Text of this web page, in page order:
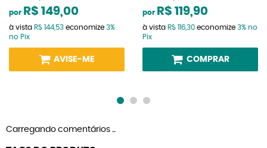
por R$ 149,00
à vista R$ 144,53 economize 3%
no Pix
AVISE-ME
por R$ 119,90
à vista R$ 116,30 economize 3% no
Pix
COMPRAR
Carregando comentários ...